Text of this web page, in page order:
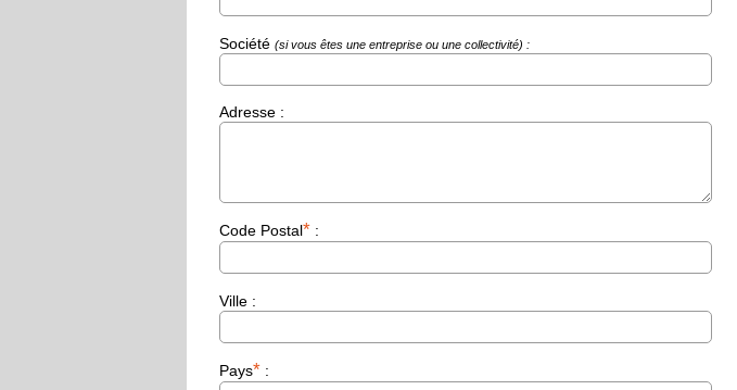
Société (si vous êtes une entreprise ou une collectivité) :
Adresse :
Code Postal* :
Ville :
Pays* :